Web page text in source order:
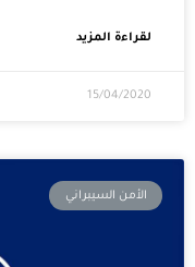
لقراءة المزيد
15/04/2020
الأمن السيبراني